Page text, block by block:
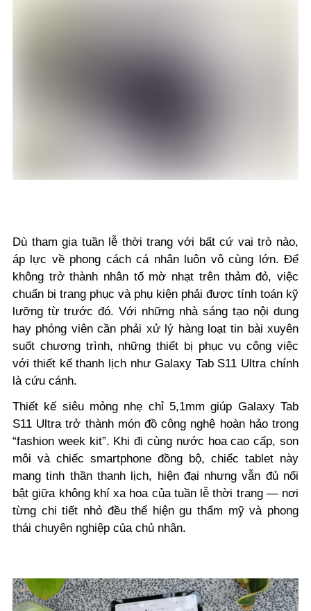
Dù tham gia tuần lễ thời trang với bất cứ vai trò nào,
áp lực về phong cách cá nhân luôn vô cùng lớn. Để
không trở thành nhân tố mờ nhạt trên thảm đỏ, việc
chuẩn bị trang phục và phụ kiện phải được tính toán kỹ
lưỡng từ trước đó. Với những nhà sáng tạo nội dung
hay phóng viên cần phải xử lý hàng loạt tin bài xuyên
suốt chương trình, những thiết bị phục vụ công việc
với thiết kế thanh lịch như Galaxy Tab S11 Ultra chính
là cứu cánh.
Thiết kế siêu mỏng nhẹ chỉ 5,1mm giúp Galaxy Tab
S11 Ultra trở thành món đồ công nghệ hoàn hảo trong
“fashion week kit”. Khi đi cùng nước hoa cao cấp, son
môi và chiếc smartphone đồng bộ, chiếc tablet này
mang tinh thần thanh lịch, hiện đại nhưng vẫn đủ nổi
bật giữa không khí xa hoa của tuần lễ thời trang — nơi
từng chi tiết nhỏ đều thể hiện gu thẩm mỹ và phong
thái chuyên nghiệp của chủ nhân.